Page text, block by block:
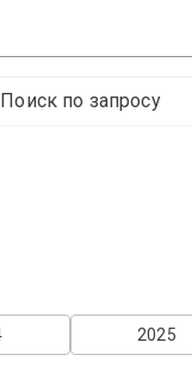
Поиск по запросу
2025